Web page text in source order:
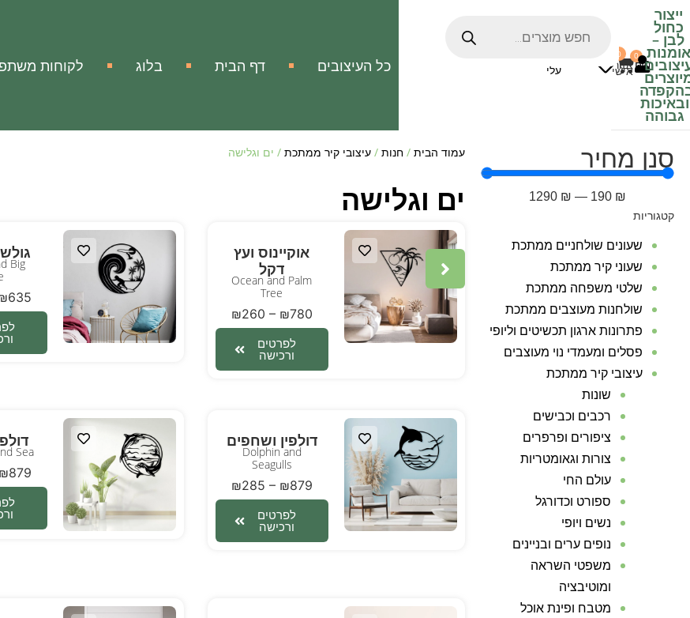
ייצור
כחול
לבן –
אומנות
ובאיכות
גבוהה
₪0
0
עלי
0
אזור
אישי כל העיצובים דף הבית בלוג לקוחות
סנן מחיר
₪
190
—
₪
1290
קטגוריות
שעונים שולחניים ממתכת
שעוני קיר ממתכת
שלטי משפחה ממתכת
שולחנות מעוצבים ממתכת
פתרונות ארגון תכשיטים וליופי
פסלים ומעמדי נוי מעוצבים
עיצובי קיר ממתכת
שונות
רכבים וכבישים
ציפורים ופרפרים
צורות וגאומטריות
עולם החי
ספורט וכדורגל
נשים ויופי
נופים ערים ובניינים
משפטי השראה
ומוטיבציה
מטבח ופינת אוכל
עמוד הבית/ חנות/ עיצובי קיר ממתכת/ ים וגלישה
ים וגלישה
אוקיינוס ועץ
דקל
Ocean and Palm
Tree
₪260 – ₪780
לפרטים
ורכישה
Big
635
דולפין ושחפים
Dolphin and
Seagulls
₪285 – ₪879
לפרטים
ורכישה
Sea
₪879